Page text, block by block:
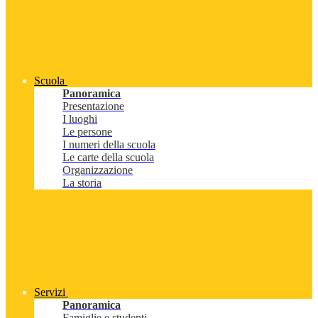
Scuola
Panoramica
Presentazione
I luoghi
Le persone
I numeri della scuola
Le carte della scuola
Organizzazione
La storia
Servizi
Panoramica